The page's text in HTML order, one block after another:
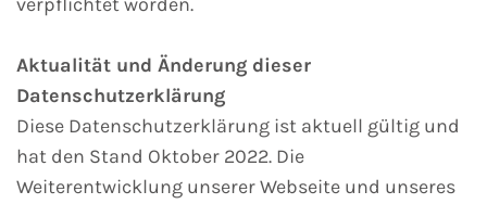
Aktualität und Änderung dieser
Datenschutzerklärung
Diese Datenschutzerklärung ist aktuell gültig und
hat den Stand Oktober 2022. Die
Weiterentwicklung unserer Webseite und unseres